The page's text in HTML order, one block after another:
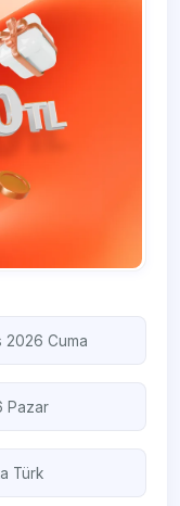
2026 Cuma
Pazar
Türk